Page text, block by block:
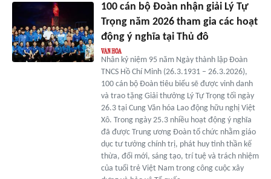
100 cán bộ Đoàn nhận giải Lý Tự
Trọng năm 2026 tham gia các hoạt
động ý nghĩa tại Thủ đô
Nhân kỷ niệm 95 năm Ngày thành lập Đoàn
TNCS Hồ Chí Minh (26.3.1931 – 26.3.2026),
100 cán bộ Đoàn tiêu biểu sẽ được vinh danh
và trao tặng Giải thưởng Lý Tự Trọng tối ngày
26.3 tại Cung Văn hóa Lao động hữu nghị Việt
Xô. Trong ngày 25.3 nhiều hoạt động ý nghĩa
đã được Trung ương Đoàn tổ chức nhằm giáo
dục tư tưởng chính trị, phát huy tinh thần kế
thừa, đổi mới, sáng tạo, trí tuệ và trách nhiệm
của tuổi trẻ Việt Nam trong công cuộc xây